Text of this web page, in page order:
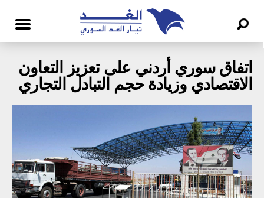
اتفاق سوري أردني على تعزيز التعاون
الاقتصادي وزيادة حجم التبادل التجاري